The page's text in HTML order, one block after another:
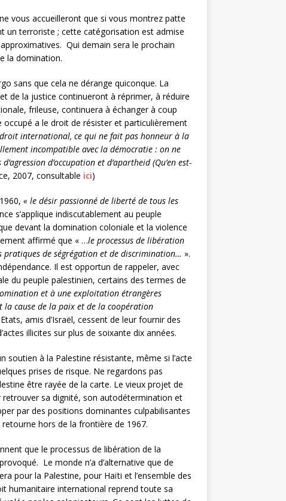
vous accueilleront que si vous montrez patte
un terroriste ; cette catégorisation est admise
Qui demain sera le prochain
la domination.
sans que cela ne dérange quiconque. La
de la justice continueront à réprimer, à réduire
frileuse, continuera à échanger à coup
occupé a le droit de résister et particulièrement
droit international, ce qui ne fait pas honneur à la
incompatible avec la démocratie : on ne
d’occupation et d’apartheid (Qu’en est-
2007, consultable ici)
« le désir passionné de liberté de tous les
s’applique indiscutablement au peuple
devant la domination coloniale et la violence
affirmé que « …le processus de libération
de ségrégation et de discrimination… ».
Il est opportun de rappeler, avec
du peuple palestinien, certains des termes de
et à une exploitation étrangères
la cause de la paix et de la coopération
amis d’Israël, cessent de leur fournir des
illicites sur plus de soixante dix années.
soutien à la Palestine résistante, même si l’acte
prises de risque. Ne regardons pas
être rayée de la carte. Le vieux projet de
sa dignité, son autodétermination et
par des positions dominantes culpabilisantes
hors de la frontière de 1967.
que le processus de libération de la
Le monde n’a d’alternative que de
pour la Palestine, pour Haïti et l’ensemble des
humanitaire international reprend toute sa